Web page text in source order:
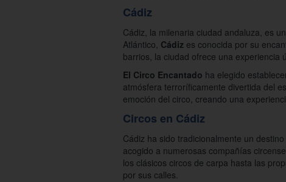
Cádiz
Cádiz, la milenaria ciudad andaluza, es
Atlántico, Cádiz es conocida por su
barrios, la ciudad ofrece una experiencia
El Circo Encantado ha elegido
atmósfera terroríficamente divertida del
emoción del circo, creando una
Circos en Cádiz
Cádiz ha sido tradicionalmente un
acogido a numerosas compañías
los clásicos circos de carpa hasta las
por sus calles.